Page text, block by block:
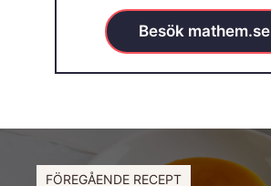
Besök mathem.se
FÖREGÅENDE RECEPT